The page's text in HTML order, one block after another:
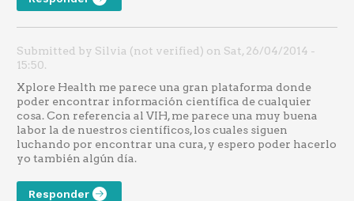
Submitted by Silvia (not verified) on Sat, 26/04/2014 -
15:50.
Xplore Health me parece una gran plataforma donde
poder encontrar información científica de cualquier
cosa. Con referencia al VIH, me parece una muy buena
labor la de nuestros científicos, los cuales siguen
luchando por encontrar una cura, y espero poder hacerlo
yo también algún día.
Responder